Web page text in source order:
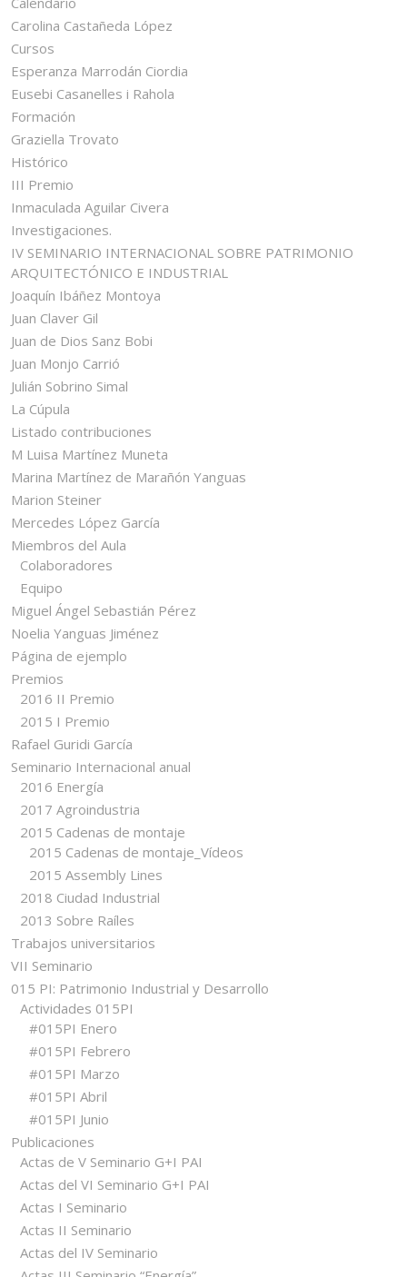
Carolina Castañeda López
Cursos
Esperanza Marrodán Ciordia
Eusebi Casanelles i Rahola
Formación
Graziella Trovato
Histórico
III Premio
Inmaculada Aguilar Civera
Investigaciones.
IV SEMINARIO INTERNACIONAL SOBRE PATRIMONIO
ARQUITECTÓNICO E INDUSTRIAL
Joaquín Ibáñez Montoya
Juan Claver Gil
Juan de Dios Sanz Bobi
Juan Monjo Carrió
Julián Sobrino Simal
La Cúpula
Listado contribuciones
M Luisa Martínez Muneta
Marina Martínez de Marañón Yanguas
Marion Steiner
Mercedes López García
Miembros del Aula
Colaboradores
Equipo
Miguel Ángel Sebastián Pérez
Noelia Yanguas Jiménez
Página de ejemplo
Premios
2016 II Premio
2015 I Premio
Rafael Guridi García
Seminario Internacional anual
2016 Energía
2017 Agroindustria
2015 Cadenas de montaje
2015 Cadenas de montaje_Vídeos
2015 Assembly Lines
2018 Ciudad Industrial
2013 Sobre Raíles
Trabajos universitarios
VII Seminario
015 PI: Patrimonio Industrial y Desarrollo
Actividades 015PI
#015PI Enero
#015PI Febrero
#015PI Marzo
#015PI Abril
#015PI Junio
Publicaciones
Actas de V Seminario G+I PAI
Actas del VI Seminario G+I PAI
Actas I Seminario
Actas II Seminario
Actas del IV Seminario